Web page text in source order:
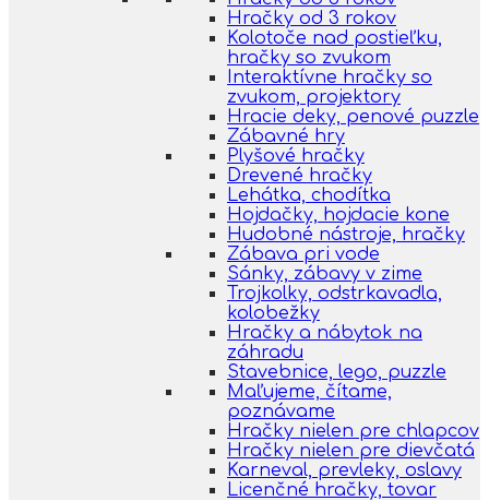
Hračky od 3 rokov
Kolotoče nad postieľku,
hračky so zvukom
Interaktívne hračky so
zvukom, projektory
Hracie deky, penové puzzle
Zábavné hry
Plyšové hračky
Drevené hračky
Lehátka, chodítka
Hojdačky, hojdacie kone
Hudobné nástroje, hračky
Zábava pri vode
Sánky, zábavy v zime
Trojkolky, odstrkavadla,
kolobežky
Hračky a nábytok na
záhradu
Stavebnice, lego, puzzle
Maľujeme, čítame,
poznávame
Hračky nielen pre chlapcov
Hračky nielen pre dievčatá
Karneval, prevleky, oslavy
Licenčné hračky, tovar